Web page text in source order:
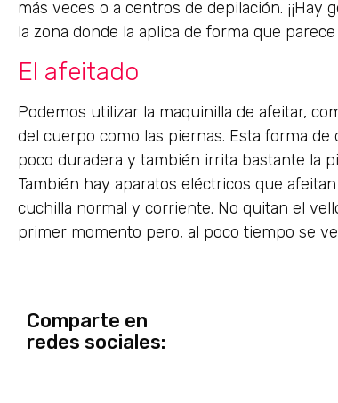
más veces o a centros de depilación.
la zona donde la aplica de forma que
El afeitado
Podemos utilizar la maquinilla de afeitar,
del cuerpo como las piernas. Esta forma
poco duradera y también irrita bastante la
También hay aparatos eléctricos que
cuchilla normal y corriente. No quitan el
primer momento pero, al poco tiempo se
Comparte en
redes sociales: